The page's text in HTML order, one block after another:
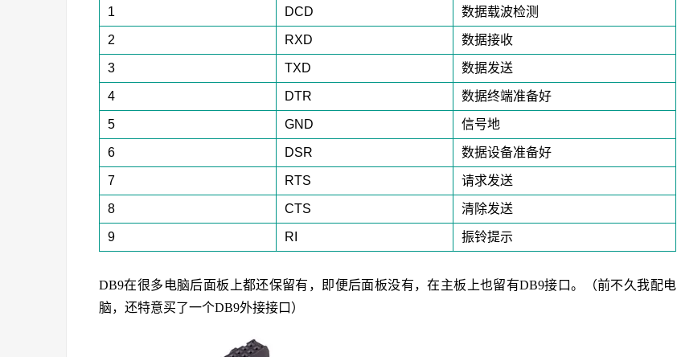
1 DCD 数据载波检测
2 RXD 数据接收
3 TXD 数据发送
4 DTR 数据终端准备好
5 GND 信号地
6 DSR 数据设备准备好
7 RTS 请求发送
8 CTS 清除发送
9 RI 振铃提示
DB9在很多电脑后面板上都还保留有，即便后面板没有，在主板上也留有DB9接口。（前不久我配电
脑，还特意买了一个DB9外接接口）